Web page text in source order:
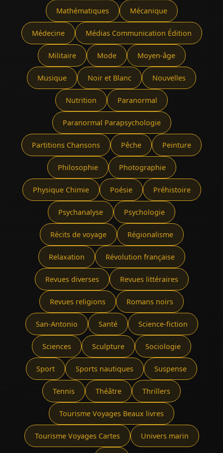
Mathématiques Mécanique
Médecine Médias Communication Édition
Militaire Mode Moyen-âge
Musique Noir et Blanc Nouvelles
Nutrition Paranormal
Paranormal Parapsychologie
Partitions Chansons Pêche Peinture
Philosophie Photographie
Physique Chimie Poésie Préhistoire
Psychanalyse Psychologie
Récits de voyage Régionalisme
Relaxation Révolution française
Revues diverses Revues littéraires
Revues religions Romans noirs
San-Antonio Santé Science-fiction
Sciences Sculpture Sociologie
Sport Sports nautiques Suspense
Tennis Théâtre Thrillers
Tourisme Voyages Beaux livres
Tourisme Voyages Cartes Univers marin